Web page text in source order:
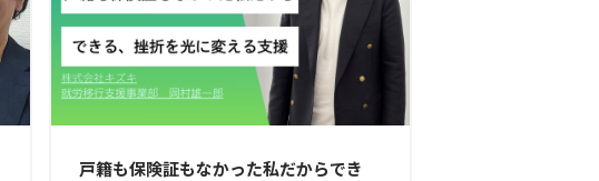
戸籍も保険証もなかった私だからでき